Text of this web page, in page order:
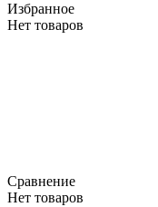
Избранное
Нет товаров
Сравнение
Нет товаров